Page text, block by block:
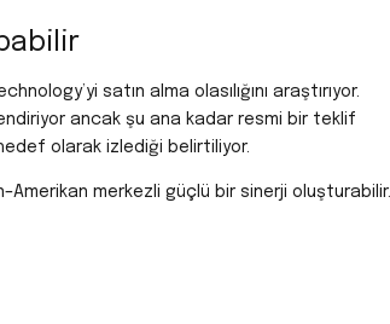
satın alma olasılığını araştırıyor.
ancak şu ana kadar resmi bir teklif
olarak izlediği belirtiliyor.
merkezli güçlü bir sinerji oluşturabilir.